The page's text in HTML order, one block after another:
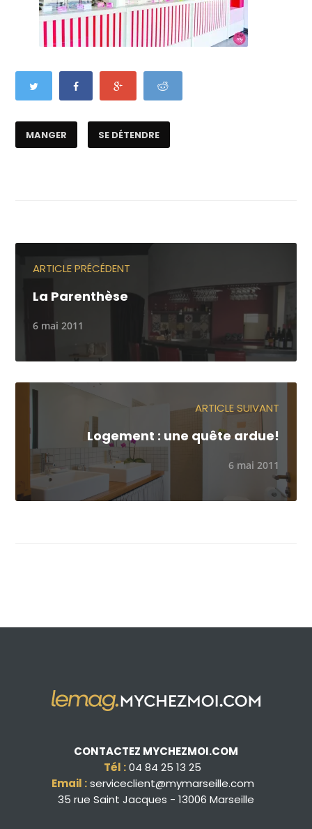
MANGER SE DÉTENDRE
ARTICLE PRÉCÉDENT
La Parenthèse
6 mai 2011
ARTICLE SUIVANT
Logement : une quête ardue!
6 mai 2011
CONTACTEZ MYCHEZMOI.COM
Tél :04 84 25 13 25
Email : serviceclient@mymarseille.com
35 rue Saint Jacques - 13006 Marseille